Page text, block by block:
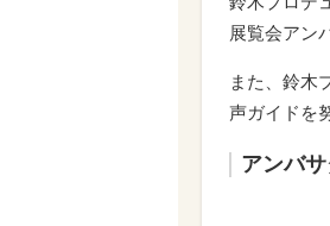
展覧会アン
また、鈴木
声ガイドを
アンバ